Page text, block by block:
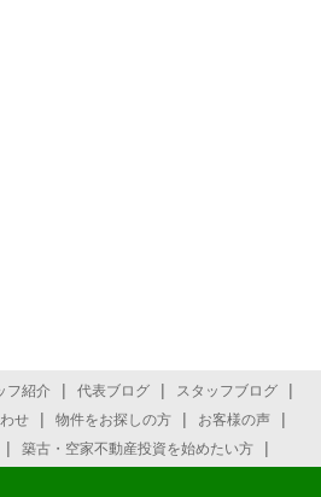
フ紹介 | 代表ブログ | スタッフブログ |
せ | 物件をお探しの方 | お客様の声 |
| 築古・空家不動産投資を始めたい方 |